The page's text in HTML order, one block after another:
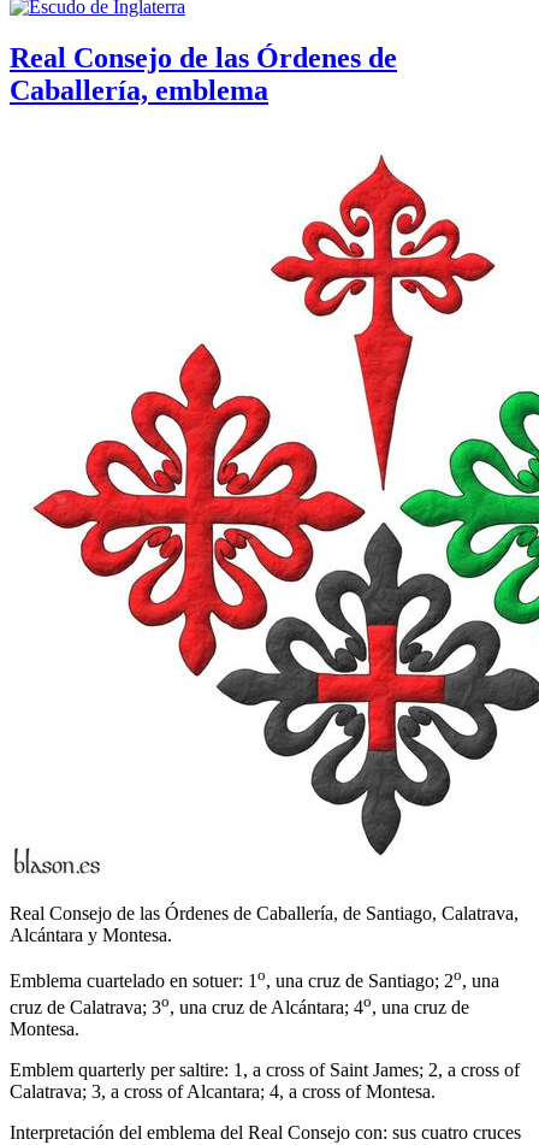
Real Consejo de las Órdenes de
Caballería, emblema
Real Consejo de las Órdenes de Caballería, de Santiago, Calatrava,
Alcántara y Montesa.
Emblema cuartelado en sotuer: 1 o, una cruz de Santiago; 2o, una
cruz de Calatrava; 3o, una cruz de Alcántara; 4o, una cruz de
Montesa.
Emblem quarterly per saltire: 1, a cross of Saint James; 2, a cross of
Calatrava; 3, a cross of Alcantara; 4, a cross of Montesa.
Interpretación del emblema del Real Consejo con: sus cuatro cruces